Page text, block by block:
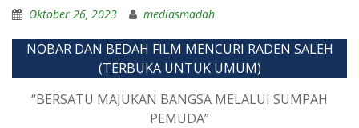
Oktober 26, 2023 mediasmadah
NOBAR DAN BEDAH FILM MENCURI RADEN SALEH
(TERBUKA UNTUK UMUM)
“BERSATU MAJUKAN BANGSA MELALUI SUMPAH
PEMUDA”